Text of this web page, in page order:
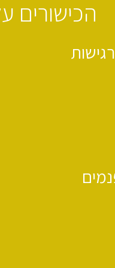
הכישורים